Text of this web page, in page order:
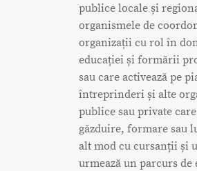
publice locale și
organismele de
organizații cu rol în
educației și formării
sau care activează pe
întreprinderi și alte
publice sau private
găzduire, formare sau
alt mod cu cursanții și
urmează un parcurs de